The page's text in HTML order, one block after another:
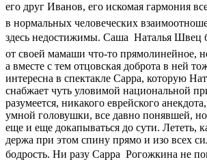
его друг Иванов, его искомая гармония
в нормальных человеческих
здесь недостижимы. Саша  Наталья Швец
от своей мамаши что-то прямолинейное,
а вместе с тем отцовская доброта в ней
интересна в спектакле Сарра, которую
снабжает чуть уловимой национальной
разумеется, никакого еврейского
умной головушки, все давно понявшей,
еще и еще докапываться до сути. Лететь,
держа при этом спину прямо и изо всех
бодрость. Ни разу Сарра  Рогожкина не